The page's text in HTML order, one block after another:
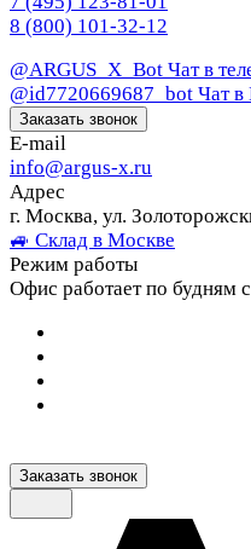
8 (800) 101-32-12
@ARGUS_X_Bot Чат в
@id7720669687_bot Чат
Заказать звонок
E-mail
info@argus-x.ru
Адрес
г. Москва, ул.
🚙 Склад в Москве
Режим работы
Офис работает по будням
Заказать звонок